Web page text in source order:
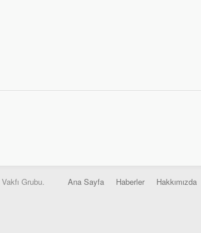
Grubu. Ana Sayfa Haberler Hakkımızda